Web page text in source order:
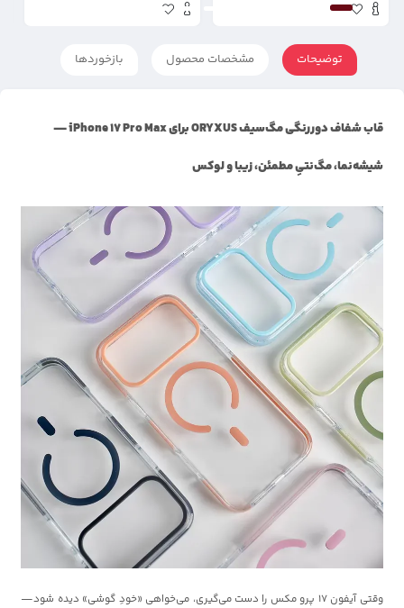
توضیحات مشخصات محصول بازخوردها
قاب شفاف دوررنگی مگ‌سیف ORYXUS برای iPhone 17 Pro Max —
شیشه‌نما، مگ‌نتیِ مطمئن، زیبا و لوکس
وقتی آیفون 17 پرو مکس را دست می‌گیری، می‌خواهی «خودِ گوشی» دیده شود—